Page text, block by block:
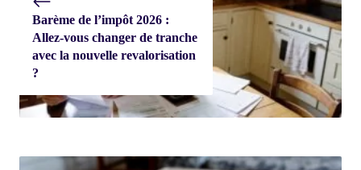
Barème de l’impôt 2026 :
Allez-vous changer de tranche
avec la nouvelle revalorisation
?